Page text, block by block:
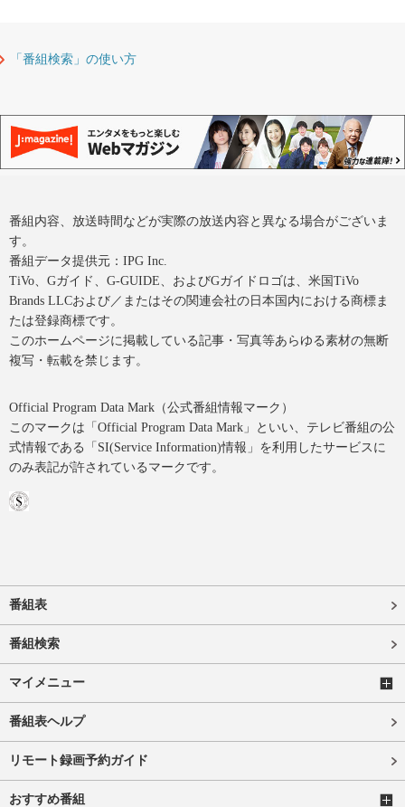
「番組検索」の使い方
番組内容、放送時間などが実際の放送内容と異なる場合がございま
す。
番組データ提供元：IPG Inc.
TiVo、Gガイド、G-GUIDE、およびGガイドロゴは、米国TiVo
Brands LLCおよび／またはその関連会社の日本国内における商標ま
たは登録商標です。
このホームページに掲載している記事・写真等あらゆる素材の無断
複写・転載を禁じます。
Official Program Data Mark（公式番組情報マーク）
このマークは「Official Program Data Mark」といい、テレビ番組の公
式情報である「SI(Service Information)情報」を利用したサービスに
のみ表記が許されているマークです。
番組表
番組検索
マイメニュー
番組表ヘルプ
リモート録画予約ガイド
おすすめ番組